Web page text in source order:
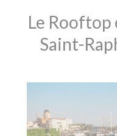
Le
Saint-